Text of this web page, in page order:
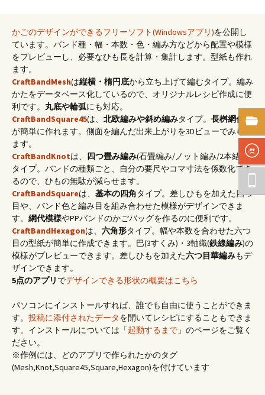
かごのデザインができるフリーソフト(Windowsアプリ)を公開し
ています。バンド種・幅・本数・色・編み方などから配置や模様
をプレビューし、必要なひも長を計算・集計します。型紙も作れ
ます。
CraftBandMeshは縦横・楕円底から立ち上げて編むタイプ。編み
かたをデータベース化しているので、オリジナルレシピ作成に便
利です。 丸底や輪弧にも対応。
CraftBandSquare45は、 北欧編みや斜め編みタイプ。 長桝網代底
が簡単に作れます。側面を編んだ出来上がりを3Dビューでみられ
ます。
CraftBandKnotは、 四つ畳み編み(石畳編み/ノット編み/2本結び)
タイプ。バンドの種類ごと、自分の要尺やコマ寸法を係数化でき
るので、ひもの無駄が減らせます。
CraftBandSquareは、 基本の四角タイプ。差しひもを加えた四つ
目や、バンド色と編み目を組み合わせた模様がデザインできま
す。 網代模様やPPバンドのかごバッグを作るのに便利です。
CraftBandHexagonは、 六角形タイプ。幅や本数を合わせた六つ
目の型紙が簡単に作成できます。巴(3すくみ)・3軸織(鉄線編み)の
模様がプレビューできます。差しひもを加えた六つ目華編みもデ
ザインできます。
5点のアプリ でデザインできる形状の概要はこちら
パソコンにインストールすれば、誰でも自由に使うことができま
す。 投稿に添付されたデータを開いてレシピにすることもできま
す。インストールについては「起動するまで 」のページをご覧く
ださい。
※作例には、どのアプリで作られたかのタグ
(Mesh,Knot,Square45,Square,Hexagon)を付けています